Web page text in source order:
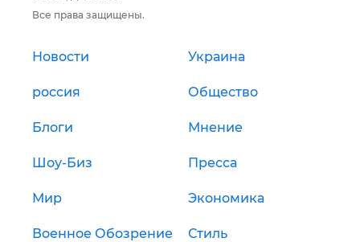
Все права защищены.
Новости Украина
россия Общество
Блоги Мнение
Шоу-Биз Пресса
Мир Экономика
Военное Обозрение Стиль